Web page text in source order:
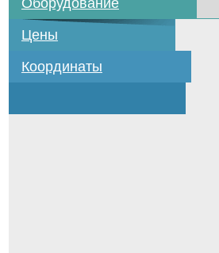
Оборудование
Цены
Координаты